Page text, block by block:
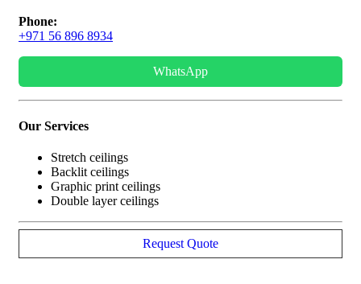
Phone:
+971 56 896 8934
WhatsApp
Our Services
Stretch ceilings
Backlit ceilings
Graphic print ceilings
Double layer ceilings
Request Quote